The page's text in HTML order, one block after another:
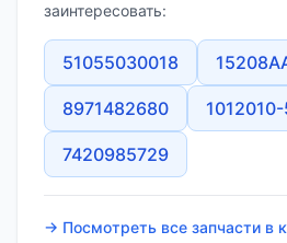
заинтересовать:
51055030018
8971482680
7420985729
→ Посмотреть все запчасти в